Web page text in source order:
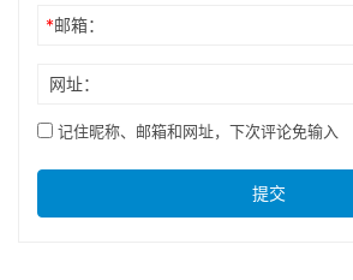
*邮箱：
网址：
记住昵称、邮箱和网址，下次评论免输入
提交